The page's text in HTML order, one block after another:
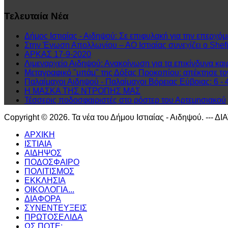
Τελευταία Νέα
Δήμος Ιστιαίας - Αιδηψού: Σε επιφυλακή για την
Στην Ένωση Απολλωνίου – ΑΟ Ιστιαίας συνεχίζει ο
ΑΡΚΑΣ 17-9-2020
Λιμεναρχείο Αιδηψού: Ανακοίνωση για τα επικίνδυνα
Μεταγραφικό "μπάμ" της Δόξας Προκοπίου: απέκτησε
Παλαίμαχοι Αιδηψού - Παλαίμαχοι Βόρειας Εύβοιας: 6 -
Η ΜΑΣΚΑ ΤΗΣ ΝΤΡΟΠΗΣ ΜΑΣ
Τέσσερις ποδοσφαιριστές στο ρόστερ του Αρτεμησιακού
Copyright © 2026. Τα νέα του Δήμου Ιστιαίας - Αιδηψού. ---
ΑΡΧΙΚΗ
ΙΣΤΙΑΙΑ
ΑΙΔΗΨΟΣ
ΠΟΔΟΣΦΑΙΡΟ
ΠΟΛΙΤΙΣΜΟΣ
ΕΚΚΛΗΣΙΑ
ΟΙΚΟΛΟΓΙΑ...
ΔΙΑΦΟΡΑ
ΣΥΝΕΝΤΕΥΞΕΙΣ
ΠΡΩΤΟΣΕΛΙΔΑ
ΩΣ ΠΟΤΕ;